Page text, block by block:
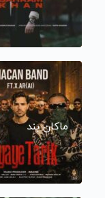
ماکان بند